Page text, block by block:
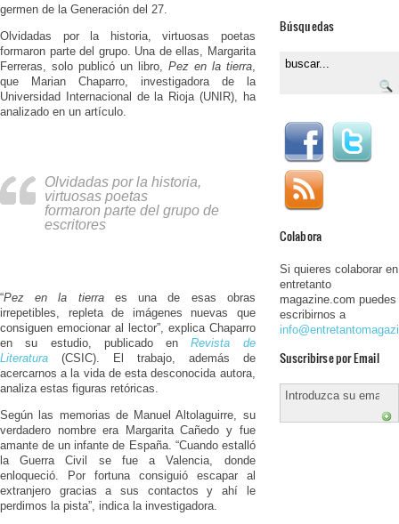
germen de la Generación del 27.
Olvidadas por la historia, virtuosas poetas
formaron parte del grupo. Una de ellas, Margarita
Ferreras, solo publicó un libro, Pez en la tierra,
que Marian Chaparro, investigadora de la
Universidad Internacional de la Rioja (UNIR), ha
analizado en un artículo.
Olvidadas por la historia,
virtuosas poetas
formaron parte del grupo de
escritores
“Pez en la tierraes una de esas obras
irrepetibles, repleta de imágenes nuevas que
consiguen emocionar al lector”, explica Chaparro
en su estudio, publicado enRevista de
Literatura
(CSIC). El trabajo, además de
acercarnos a la vida de esta desconocida autora,
analiza estas figuras retóricas.
Según las memorias de Manuel Altolaguirre, su
verdadero nombre era Margarita Cañedo y fue
amante de un infante de España. “Cuando estalló
la Guerra Civil se fue a Valencia, donde
enloqueció. Por fortuna consiguió escapar al
extranjero gracias a sus contactos y ahí le
perdimos la pista”, indica la investigadora.
Búsquedas
Colabora
Si quieres colaborar en
entretanto
magazine.com puedes
escribirnos a
Suscribirse por Email